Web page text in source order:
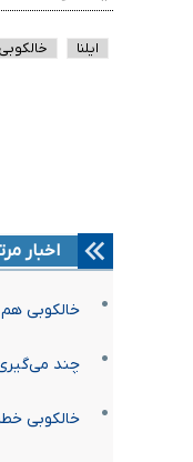
ایلنا خالکوبی
اخبار
خالکوبی
چند
خالکوبی